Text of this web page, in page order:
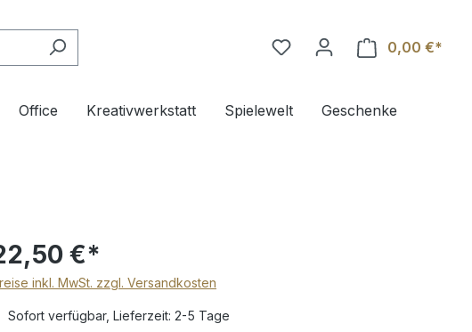
0,00 €*
Office Kreativwerkstatt Spielewelt Geschenke
€*
inkl. MwSt. zzgl. Versandkosten
Sofort verfügbar, Lieferzeit: 2-5 Tage